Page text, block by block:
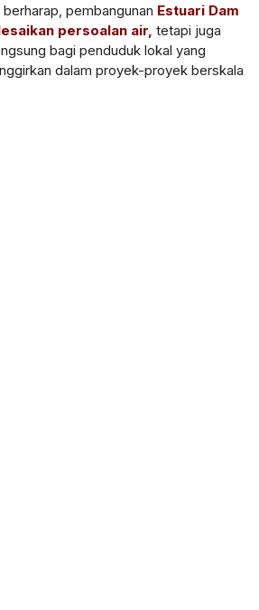
pembangunan Estuari Dam
persoalan air, tetapi juga
bagi penduduk lokal yang
dalam proyek-proyek berskala